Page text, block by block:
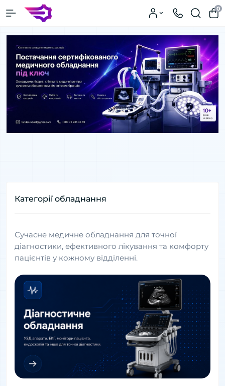
0
Категорії обладнання
Сучасне медичне обладнання для точної
діагностики, ефективного лікування та комфорту
пацієнтів у кожному відділенні.